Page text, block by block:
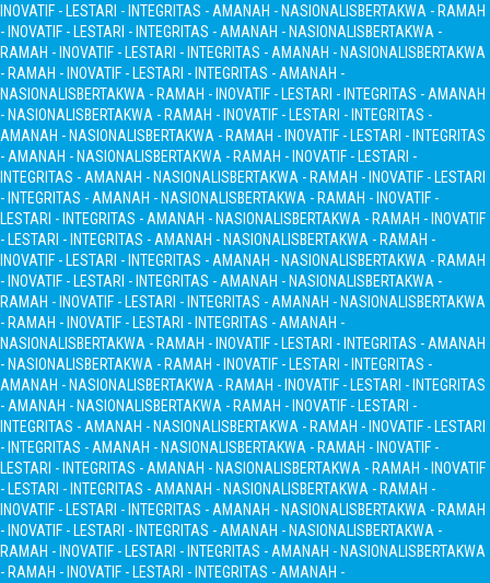
INOVATIF - LESTARI - INTEGRITAS - AMANAH - NASIONALISBERTAKWA - RAMAH
- INOVATIF - LESTARI - INTEGRITAS - AMANAH - NASIONALISBERTAKWA -
RAMAH - INOVATIF - LESTARI - INTEGRITAS - AMANAH - NASIONALISBERTAKWA
- RAMAH - INOVATIF - LESTARI - INTEGRITAS - AMANAH -
NASIONALISBERTAKWA - RAMAH - INOVATIF - LESTARI - INTEGRITAS - AMANAH
- NASIONALISBERTAKWA - RAMAH - INOVATIF - LESTARI - INTEGRITAS -
AMANAH - NASIONALISBERTAKWA - RAMAH - INOVATIF - LESTARI - INTEGRITAS
- AMANAH - NASIONALISBERTAKWA - RAMAH - INOVATIF - LESTARI -
INTEGRITAS - AMANAH - NASIONALISBERTAKWA - RAMAH - INOVATIF - LESTARI
- INTEGRITAS - AMANAH - NASIONALISBERTAKWA - RAMAH - INOVATIF -
LESTARI - INTEGRITAS - AMANAH - NASIONALISBERTAKWA - RAMAH - INOVATIF
- LESTARI - INTEGRITAS - AMANAH - NASIONALISBERTAKWA - RAMAH -
INOVATIF - LESTARI - INTEGRITAS - AMANAH - NASIONALISBERTAKWA - RAMAH
- INOVATIF - LESTARI - INTEGRITAS - AMANAH - NASIONALISBERTAKWA -
RAMAH - INOVATIF - LESTARI - INTEGRITAS - AMANAH - NASIONALISBERTAKWA
- RAMAH - INOVATIF - LESTARI - INTEGRITAS - AMANAH -
NASIONALISBERTAKWA - RAMAH - INOVATIF - LESTARI - INTEGRITAS - AMANAH
- NASIONALISBERTAKWA - RAMAH - INOVATIF - LESTARI - INTEGRITAS -
AMANAH - NASIONALISBERTAKWA - RAMAH - INOVATIF - LESTARI - INTEGRITAS
- AMANAH - NASIONALISBERTAKWA - RAMAH - INOVATIF - LESTARI -
INTEGRITAS - AMANAH - NASIONALISBERTAKWA - RAMAH - INOVATIF - LESTARI
- INTEGRITAS - AMANAH - NASIONALISBERTAKWA - RAMAH - INOVATIF -
LESTARI - INTEGRITAS - AMANAH - NASIONALISBERTAKWA - RAMAH - INOVATIF
- LESTARI - INTEGRITAS - AMANAH - NASIONALISBERTAKWA - RAMAH -
INOVATIF - LESTARI - INTEGRITAS - AMANAH - NASIONALISBERTAKWA - RAMAH
- INOVATIF - LESTARI - INTEGRITAS - AMANAH - NASIONALISBERTAKWA -
RAMAH - INOVATIF - LESTARI - INTEGRITAS - AMANAH - NASIONALISBERTAKWA
- RAMAH - INOVATIF - LESTARI - INTEGRITAS - AMANAH -